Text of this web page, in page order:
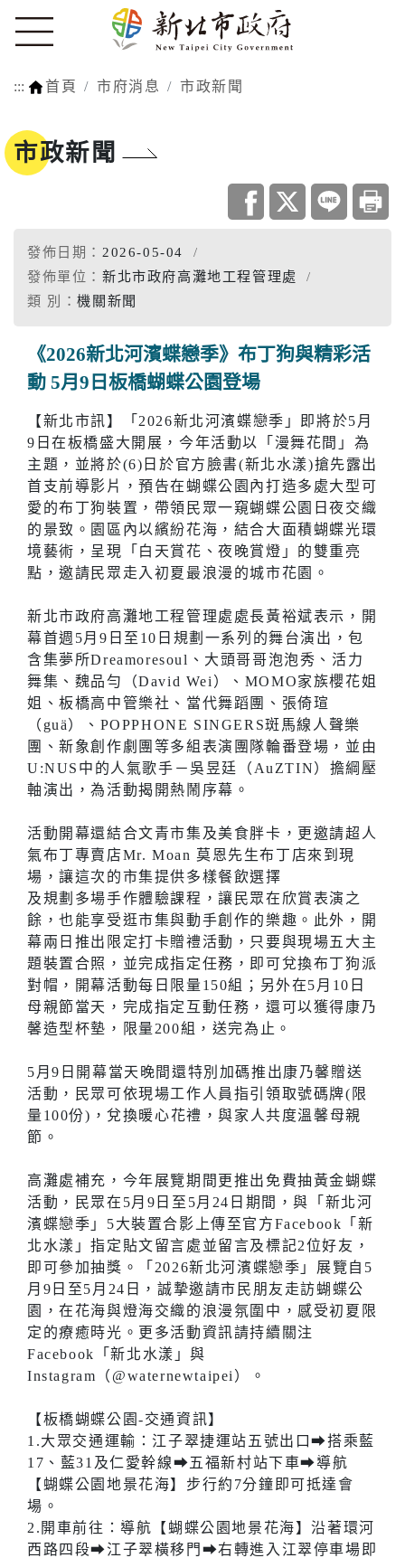
::: 首頁 市府消息 市政新聞
市政新聞
發佈日期： 2026-05-04
發佈單位： 新北市政府高灘地工程管理處
類 別：機關新聞
《2026新北河濱蝶戀季》布丁狗與精彩活
動 5月9日板橋蝴蝶公園登場
【新北市訊】「2026新北河濱蝶戀季」即將於5月
9日在板橋盛大開展，今年活動以「漫舞花間」為
主題，並將於(6)日於官方臉書(新北水漾)搶先露出
首支前導影片，預告在蝴蝶公園內打造多處大型可
愛的布丁狗裝置，帶領民眾一窺蝴蝶公園日夜交織
的景致。園區內以繽紛花海，結合大面積蝴蝶光環
境藝術，呈現「白天賞花、夜晚賞燈」的雙重亮
點，邀請民眾走入初夏最浪漫的城市花園。
新北市政府高灘地工程管理處處長黃裕斌表示，開
幕首週5月9日至10日規劃一系列的舞台演出，包
含集夢所Dreamoresoul、大頭哥哥泡泡秀、活力
舞集、魏品勻（David Wei）、MOMO家族櫻花姐
姐、板橋高中管樂社、當代舞蹈團、張倚瑄
（guä）、POPPHONE SINGERS斑馬線人聲樂
團、新象創作劇團等多組表演團隊輪番登場，並由
U:NUS中的人氣歌手－吳昱廷（AuZTIN）擔綱壓
軸演出，為活動揭開熱鬧序幕。
活動開幕還結合文青市集及美食胖卡，更邀請超人
氣布丁專賣店Mr. Moan 莫恩先生布丁店來到現
場，讓這次的市集提供多樣餐飲選擇
及規劃多場手作體驗課程，讓民眾在欣賞表演之
餘，也能享受逛市集與動手創作的樂趣。此外，開
幕兩日推出限定打卡贈禮活動，只要與現場五大主
題裝置合照，並完成指定任務，即可兌換布丁狗派
對帽，開幕活動每日限量150組；另外在5月10日
母親節當天，完成指定互動任務，還可以獲得康乃
馨造型杯墊，限量200組，送完為止。
5月9日開幕當天晚間還特別加碼推出康乃馨贈送
活動，民眾可依現場工作人員指引領取號碼牌(限
量100份)，兌換暖心花禮，與家人共度溫馨母親
節。
高灘處補充，今年展覽期間更推出免費抽黃金蝴蝶
活動，民眾在5月9日至5月24日期間，與「新北河
濱蝶戀季」5大裝置合影上傳至官方Facebook「新
北水漾」指定貼文留言處並留言及標記2位好友，
即可參加抽獎。「2026新北河濱蝶戀季」展覽自5
月9日至5月24日，誠摯邀請市民朋友走訪蝴蝶公
園，在花海與燈海交織的浪漫氛圍中，感受初夏限
定的療癒時光。更多活動資訊請持續關注
Facebook「新北水漾」與
Instagram（@waternewtaipei）。
【板橋蝴蝶公園-交通資訊】
1.大眾交通運輸：江子翠捷運站五號出口⮕搭乘藍
17、藍31及仁愛幹線⮕五福新村站下車⮕導航
【蝴蝶公園地景花海】步行約7分鐘即可抵達會
場。
2.開車前往：導航【蝴蝶公園地景花海】沿著環河
西路四段⮕江子翠橫移門⮕右轉進入江翠停車場即